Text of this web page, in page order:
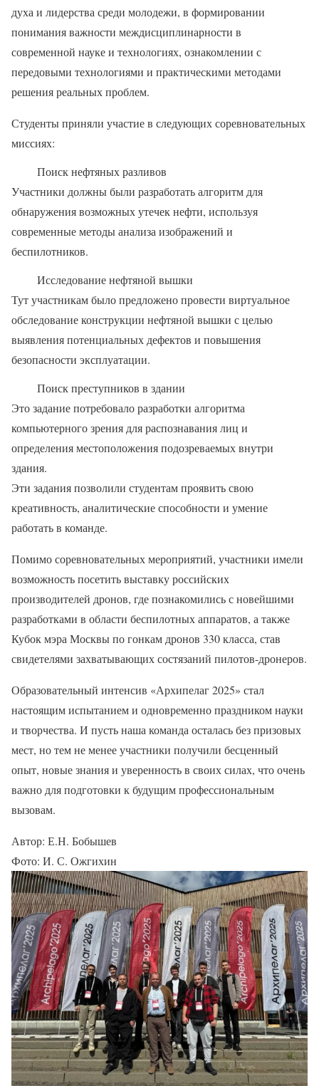
духа и лидерства среди молодежи, в формировании
понимания важности междисциплинарности в
современной науке и технологиях, ознакомлении с
передовыми технологиями и практическими методами
решения реальных проблем.
Студенты приняли участие в следующих соревновательных
миссиях:
Поиск нефтяных разливов
Участники должны были разработать алгоритм для
обнаружения возможных утечек нефти, используя
современные методы анализа изображений и
беспилотников.
Исследование нефтяной вышки
Тут участникам было предложено провести виртуальное
обследование конструкции нефтяной вышки с целью
выявления потенциальных дефектов и повышения
безопасности эксплуатации.
Поиск преступников в здании
Это задание потребовало разработки алгоритма
компьютерного зрения для распознавания лиц и
определения местоположения подозреваемых внутри
здания.
Эти задания позволили студентам проявить свою
креативность, аналитические способности и умение
работать в команде.
Помимо соревновательных мероприятий, участники имели
возможность посетить выставку российских
производителей дронов, где познакомились с новейшими
разработками в области беспилотных аппаратов, а также
Кубок мэра Москвы по гонкам дронов 330 класса, став
свидетелями захватывающих состязаний пилотов-дронеров.
Образовательный интенсив «Архипелаг 2025» стал
настоящим испытанием и одновременно праздником науки
и творчества. И пусть наша команда осталась без призовых
мест, но тем не менее участники получили бесценный
опыт, новые знания и уверенность в своих силах, что очень
важно для подготовки к будущим профессиональным
вызовам.
Автор: Е.Н. Бобышев
Фото: И. С. Ожгихин